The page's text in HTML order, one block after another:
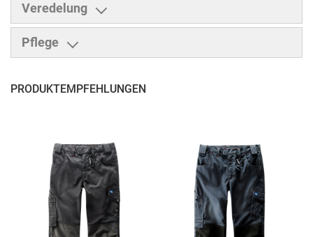
Veredelung
Pflege
PRODUKTEMPFEHLUNGEN